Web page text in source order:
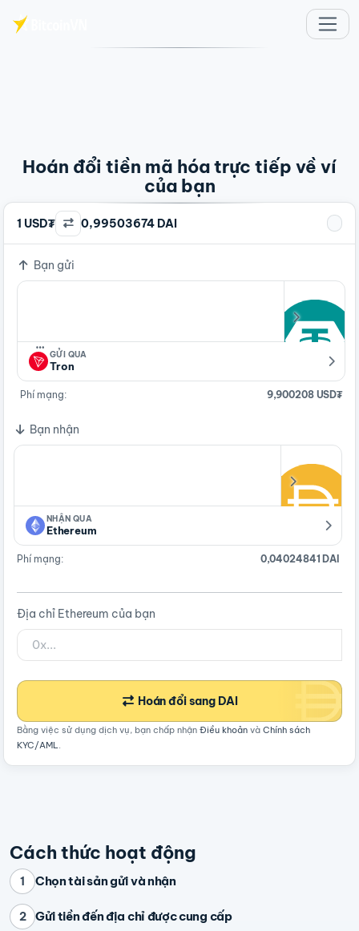
Hoán đổi tiền mã hóa trực tiếp về ví
của bạn
1 USD₮ 0,99503674 DAI
Bạn gửi
…
GỬI QUA
Tron
Phí mạng: 9,900208 USD₮
Bạn nhận
NHẬN QUA
Ethereum
Phí mạng: 0,04024841 DAI
Địa chỉ Ethereum của bạn
Hoán đổi sang DAI
Bằng việc sử dụng dịch vụ, bạn chấp nhận Điều khoản và Chính sách
KYC/AML.
Cách thức hoạt động
1 Chọn tài sản gửi và nhận
2 Gửi tiền đến địa chỉ được cung cấp